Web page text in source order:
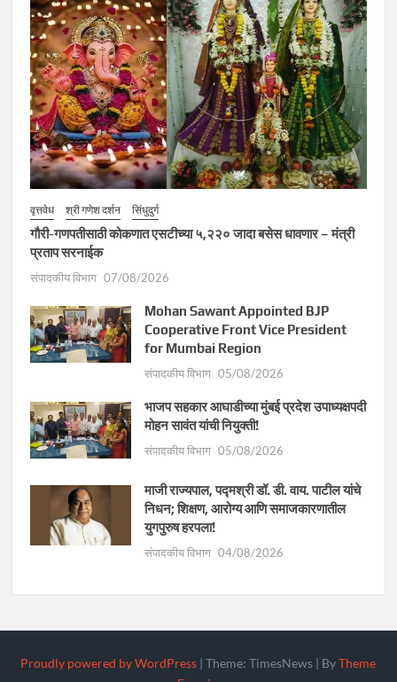
वृत्तवेध श्री गणेश दर्शन सिंधुदुर्ग
गौरी-गणपतीसाठी कोकणात एसटीच्या ५,२२० जादा बसेस धावणार – मंत्री
प्रताप सरनाईक
संपादकीय विभाग 07/08/2026
Mohan Sawant Appointed BJP
Cooperative Front Vice President
for Mumbai Region
संपादकीय विभाग 05/08/2026
भाजप सहकार आघाडीच्या मुंबई प्रदेश उपाध्यक्षपदी
मोहन सावंत यांची नियुक्ती!
संपादकीय विभाग 05/08/2026
माजी राज्यपाल, पद्मश्री डॉ. डी. वाय. पाटील यांचे
निधन; शिक्षण, आरोग्य आणि समाजकारणातील
युगपुरुष हरपला!
संपादकीय विभाग 04/08/2026
Proudly powered by WordPress |Theme: TimesNews | ByTheme